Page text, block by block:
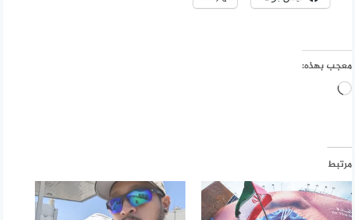
معجب بهذه:
جاري
مرتبط